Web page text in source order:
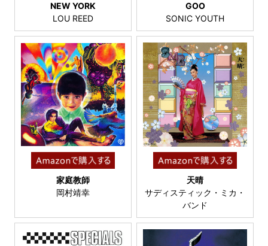
NEW YORK
LOU REED
GOO
SONIC YOUTH
家庭教師
岡村靖幸
天晴
サディスティック・ミカ・
バンド